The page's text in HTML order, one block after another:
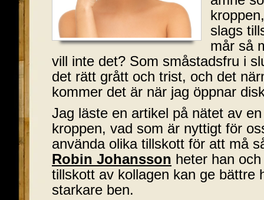
slags
mår så
vill inte det? Som småstadsfru i
det rätt grått och trist, och det
kommer det är när jag öppnar
Jag läste en artikel på nätet av
kroppen, vad som är nyttigt för
använda olika tillskott för att må
Robin Johansson heter han
tillskott av kollagen kan ge bättre
starkare ben.